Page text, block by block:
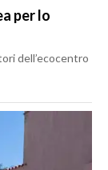
per lo
dell’ecocentro